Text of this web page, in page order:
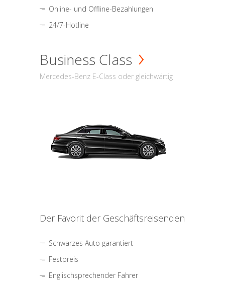
Online- und Offline-Bezahlungen
24/7-Hotline
Business Class
Mercedes-Benz E-Class oder gleichwärtig
Der Favorit der Geschäftsreisenden
Schwarzes Auto garantiert
Festpreis
Englischsprechender Fahrer